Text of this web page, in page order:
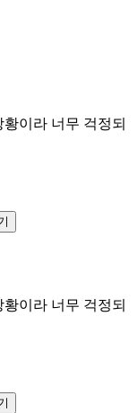
이라 너무 걱정되
이라 너무 걱정되